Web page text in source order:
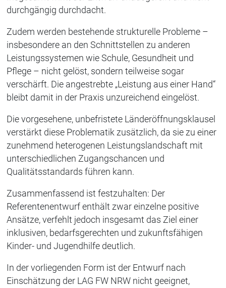
durchgängig durchdacht.
Zudem werden bestehende strukturelle Probleme –
insbesondere an den Schnittstellen zu anderen
Leistungssystemen wie Schule, Gesundheit und
Pflege – nicht gelöst, sondern teilweise sogar
verschärft. Die angestrebte „Leistung aus einer Hand“
bleibt damit in der Praxis unzureichend eingelöst.
Die vorgesehene, unbefristete Länderöffnungsklausel
verstärkt diese Problematik zusätzlich, da sie zu einer
zunehmend heterogenen Leistungslandschaft mit
unterschiedlichen Zugangschancen und
Qualitätsstandards führen kann.
Zusammenfassend ist festzuhalten: Der
Referentenentwurf enthält zwar einzelne positive
Ansätze, verfehlt jedoch insgesamt das Ziel einer
inklusiven, bedarfsgerechten und zukunftsfähigen
Kinder- und Jugendhilfe deutlich.
In der vorliegenden Form ist der Entwurf nach
Einschätzung der LAG FW NRW nicht geeignet,